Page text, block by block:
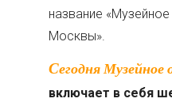
название
Москвы».
Сегодня Музейное объединение
включает в себя